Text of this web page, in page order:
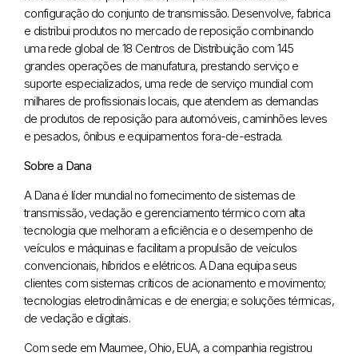
configuração do conjunto de transmissão. Desenvolve, fabrica
e distribui produtos no mercado de reposição combinando
uma rede global de 18 Centros de Distribuição com 145
grandes operações de manufatura, prestando serviço e
suporte especializados, uma rede de serviço mundial com
milhares de profissionais locais, que atendem as demandas
de produtos de reposição para automóveis, caminhões leves
e pesados, ônibus e equipamentos fora-de-estrada.
Sobre a Dana
A Dana é líder mundial no fornecimento de sistemas de
transmissão, vedação e gerenciamento térmico com alta
tecnologia que melhoram a eficiência e o desempenho de
veículos e máquinas e facilitam a propulsão de veículos
convencionais, híbridos e elétricos. A Dana equipa seus
clientes com sistemas críticos de acionamento e movimento;
tecnologias eletrodinâmicas e de energia; e soluções térmicas,
de vedação e digitais.
Com sede em Maumee, Ohio, EUA, a companhia registrou